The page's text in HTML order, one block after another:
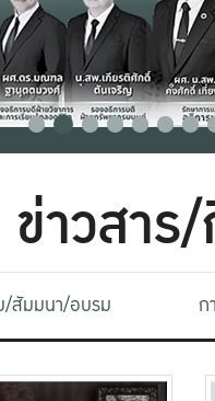
ข่าวสาร
/สัมมนา/อบรม ก